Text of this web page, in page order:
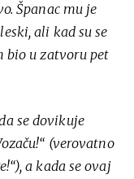
Španac mu je
ali kad su se
bio u zatvoru pet
se dovikuje
(verovatno
a kada se ovaj